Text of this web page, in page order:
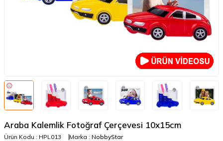
Araba Kalemlik Fotoğraf Çerçevesi 10x15cm
Ürün Kodu : HPL013 Marka : NobbyStar